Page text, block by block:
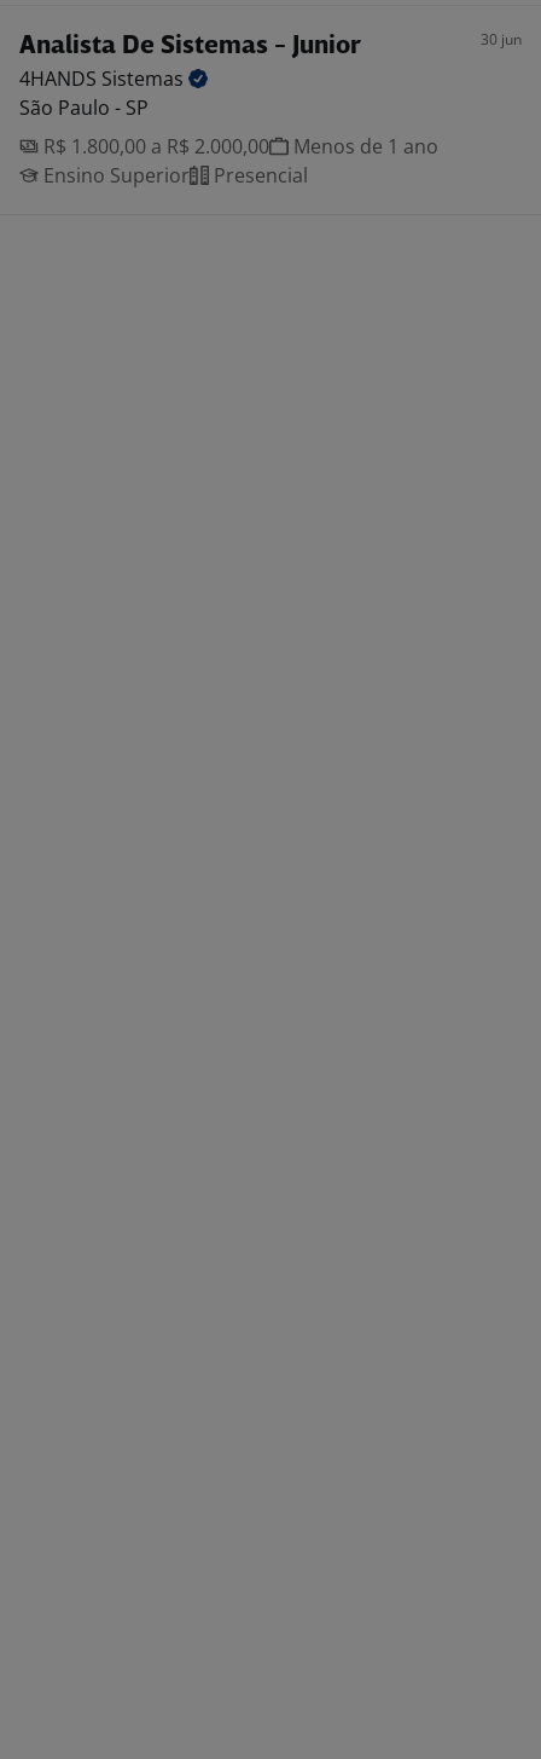
Analista De Sistemas - Junior 30 jun
4HANDS Sistemas
São Paulo - SP
R$ 1.800,00 a R$ 2.000,00
Menos de 1 ano
Ensino Superior
Presencial